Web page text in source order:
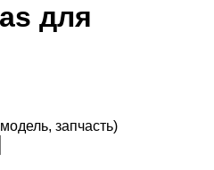
для
запчасть)